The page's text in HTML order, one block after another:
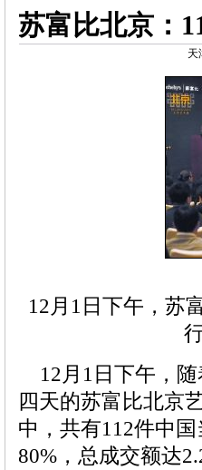
苏富比北京：
天
12月1日下午，苏
12月1日下午，随
四天的苏富比北京
中，共有112件中
80%，总成交额达